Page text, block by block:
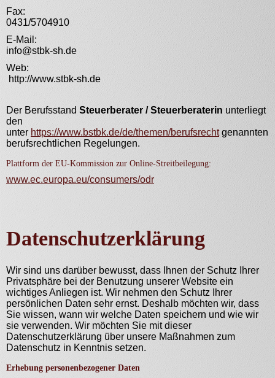
Fax:
0431/5704910
E-Mail:
info@stbk-sh.de
Web:
http://www.stbk-sh.de
Der Berufsstand Steuerberater / Steuerberaterin unterliegt
den
unter https://www.bstbk.de/de/themen/berufsrechtgenannten
berufsrechtlichen Regelungen.
Plattform der EU-Kommission zur Online-Streitbeilegung:
www.ec.europa.eu/consumers/odr
Datenschutz­erklärung
Wir sind uns darüber bewusst, dass Ihnen der Schutz Ihrer
Privatsphäre bei der Benutzung unserer Website ein
wichtiges Anliegen ist. Wir nehmen den Schutz Ihrer
persönlichen Daten sehr ernst. Deshalb möchten wir, dass
Sie wissen, wann wir welche Daten speichern und wie wir
sie verwenden. Wir möchten Sie mit dieser
Datenschutzerklärung über unsere Maßnahmen zum
Datenschutz in Kenntnis setzen.
Erhebung personenbezogener Daten